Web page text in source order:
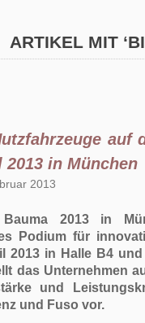
ARTIKEL MIT
auf
2013 in München
2013
Bauma 2013 in
Podium für
2013 in Halle B4
das Unternehmen
und
und Fuso vor.